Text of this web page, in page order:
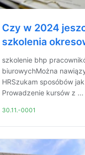
Czy w 2024
szkolenia
szkolenie bhp
biurowychMożna
HRSzukam sposóbów
Prowadzenie kursów z ...
30.11.-0001